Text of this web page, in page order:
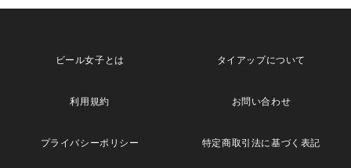
ビール女子とは タイアップについて
利用規約 お問い合わせ
プライバシーポリシー 特定商取引法に基づく表記